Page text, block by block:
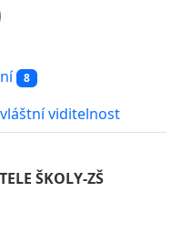
8
viditelnost
ŠKOLY-ZŠ